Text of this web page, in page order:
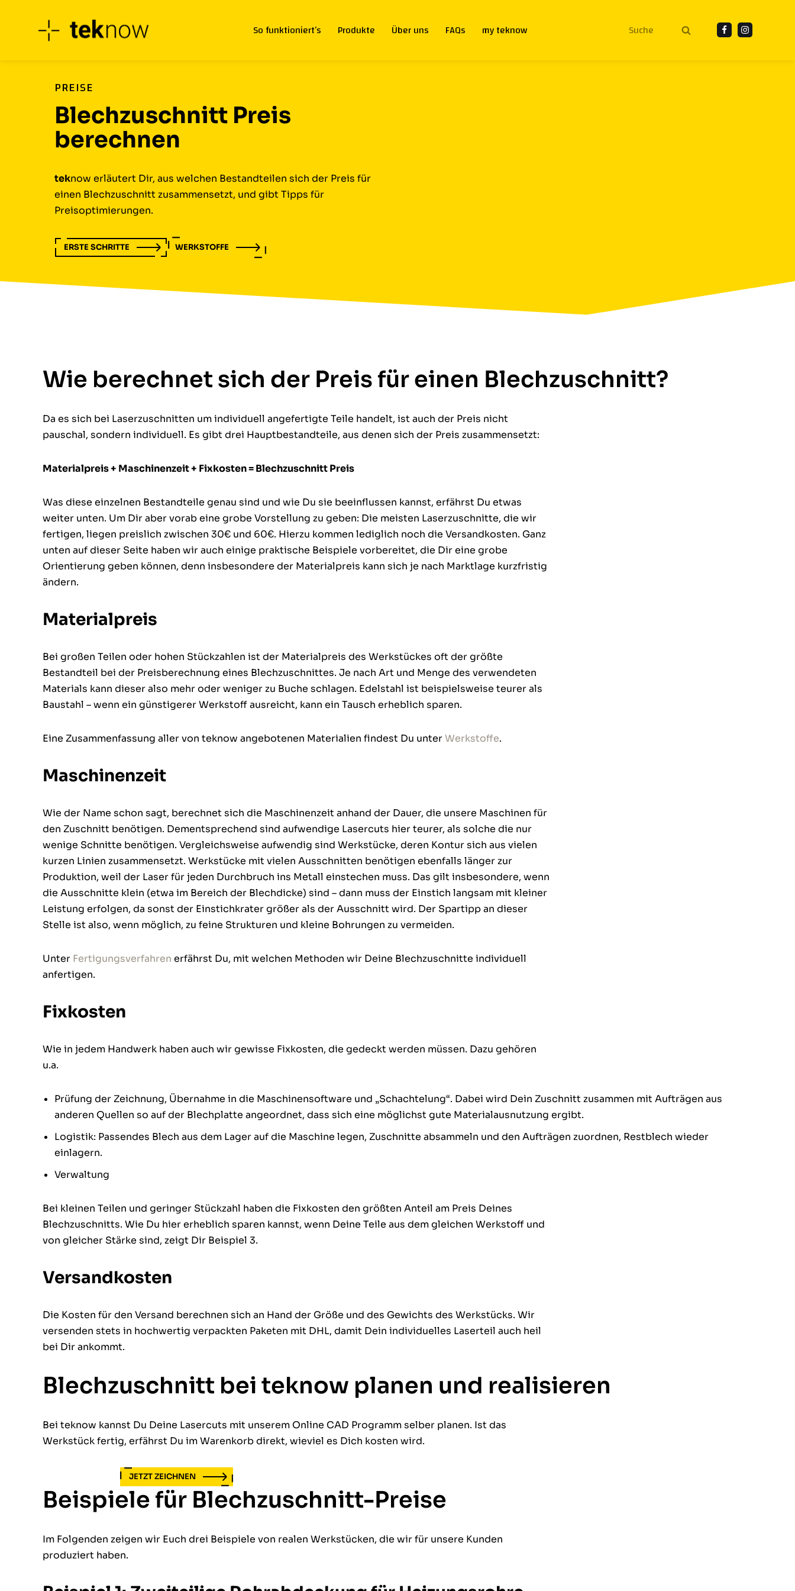
So funktioniert’s Produkte Über uns FAQs my teknow
PREISE
Blechzuschnitt Preis
berechnen
teknow erläutert Dir, aus welchen Bestandteilen sich der Preis für
einen Blechzuschnitt zusammensetzt, und gibt Tipps für
Preisoptimierungen.
ERSTE SCHRITTE WERKSTOFFE
Wie berechnet sich der Preis für einen Blechzuschnitt?
Da es sich bei Laserzuschnitten um individuell angefertigte Teile handelt, ist auch der Preis nicht
pauschal, sondern individuell. Es gibt drei Hauptbestandteile, aus denen sich der Preis zusammensetzt:
Materialpreis + Maschinenzeit + Fixkosten = Blechzuschnitt Preis
Was diese einzelnen Bestandteile genau sind und wie Du sie beeinflussen kannst, erfährst Du etwas
weiter unten. Um Dir aber vorab eine grobe Vorstellung zu geben: Die meisten Laserzuschnitte, die wir
fertigen, liegen preislich zwischen 30€ und 60€. Hierzu kommen lediglich noch die Versandkosten. Ganz
unten auf dieser Seite haben wir auch einige praktische Beispiele vorbereitet, die Dir eine grobe
Orientierung geben können, denn insbesondere der Materialpreis kann sich je nach Marktlage kurzfristig
ändern.
Materialpreis
Bei großen Teilen oder hohen Stückzahlen ist der Materialpreis des Werkstückes oft der größte
Bestandteil bei der Preisberechnung eines Blechzuschnittes. Je nach Art und Menge des verwendeten
Materials kann dieser also mehr oder weniger zu Buche schlagen. Edelstahl ist beispielsweise teurer als
Baustahl – wenn ein günstigerer Werkstoff ausreicht, kann ein Tausch erheblich sparen.
Eine Zusammenfassung aller von teknow angebotenen Materialien findest Du unterWerkstoffe.
Maschinenzeit
Wie der Name schon sagt, berechnet sich die Maschinenzeit anhand der Dauer, die unsere Maschinen für
den Zuschnitt benötigen. Dementsprechend sind aufwendige Lasercuts hier teurer, als solche die nur
wenige Schnitte benötigen. Vergleichsweise aufwendig sind Werkstücke, deren Kontur sich aus vielen
kurzen Linien zusammensetzt. Werkstücke mit vielen Ausschnitten benötigen ebenfalls länger zur
Produktion, weil der Laser für jeden Durchbruch ins Metall einstechen muss. Das gilt insbesondere, wenn
die Ausschnitte klein (etwa im Bereich der Blechdicke) sind – dann muss der Einstich langsam mit kleiner
Leistung erfolgen, da sonst der Einstichkrater größer als der Ausschnitt wird. Der Spartipp an dieser
Stelle ist also, wenn möglich, zu feine Strukturen und kleine Bohrungen zu vermeiden.
Unter Fertigungsverfahren erfährst Du, mit welchen Methoden wir Deine Blechzuschnitte individuell
anfertigen.
Fixkosten
Wie in jedem Handwerk haben auch wir gewisse Fixkosten, die gedeckt werden müssen. Dazu gehören
u.a.
Prüfung der Zeichnung, Übernahme in die Maschinensoftware und „Schachtelung“. Dabei wird Dein Zuschnitt zusammen mit Aufträgen aus
anderen Quellen so auf der Blechplatte angeordnet, dass sich eine möglichst gute Materialausnutzung ergibt.
Logistik: Passendes Blech aus dem Lager auf die Maschine legen, Zuschnitte absammeln und den Aufträgen zuordnen, Restblech wieder
einlagern.
Verwaltung
Bei kleinen Teilen und geringer Stückzahl haben die Fixkosten den größten Anteil am Preis Deines
Blechzuschnitts. Wie Du hier erheblich sparen kannst, wenn Deine Teile aus dem gleichen Werkstoff und
von gleicher Stärke sind, zeigt Dir Beispiel 3.
Versandkosten
Die Kosten für den Versand berechnen sich an Hand der Größe und des Gewichts des Werkstücks. Wir
versenden stets in hochwertig verpackten Paketen mit DHL, damit Dein individuelles Laserteil auch heil
bei Dir ankommt.
Blechzuschnitt bei teknow planen und realisieren
Bei teknow kannst Du Deine Lasercuts mit unserem Online CAD Programm selber planen. Ist das
Werkstück fertig, erfährst Du im Warenkorb direkt, wieviel es Dich kosten wird.
JETZT ZEICHNEN
Beispiele für Blechzuschnitt-Preise
Im Folgenden zeigen wir Euch drei Beispiele von realen Werkstücken, die wir für unsere Kunden
produziert haben.